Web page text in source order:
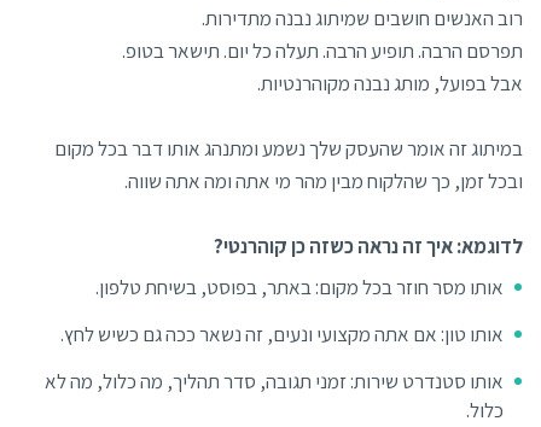
רוב האנשים חושבים שמיתוג נבנה מתדירות.
תפרסם הרבה. תופיע הרבה. תעלה כל יום. תישאר בטופ.
אבל בפועל, מותג נבנה מקוהרנטיות.
במיתוג זה אומר שהעסק שלך נשמע ומתנהג אותו דבר בכל מקום
ובכל זמן, כך שהלקוח מבין מהר מי אתה ומה אתה שווה.
לדוגמא: איך זה נראה כשזה כן קוהרנטי?
אותו מסר חוזר בכל מקום: באתר, בפוסט, בשיחת טלפון.
אותו טון: אם אתה מקצועי ונעים, זה נשאר ככה גם כשיש לחץ.
אותו סטנדרט שירות: זמני תגובה, סדר תהליך, מה כלול, מה לא
כלול.